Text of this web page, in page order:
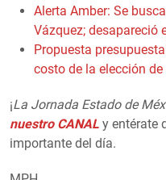
Alerta Amber: Se
Vázquez; desapareció
Propuesta
costo de la elección
¡La Jornada Estado de
nuestro CANAL y entérate
importante del día.